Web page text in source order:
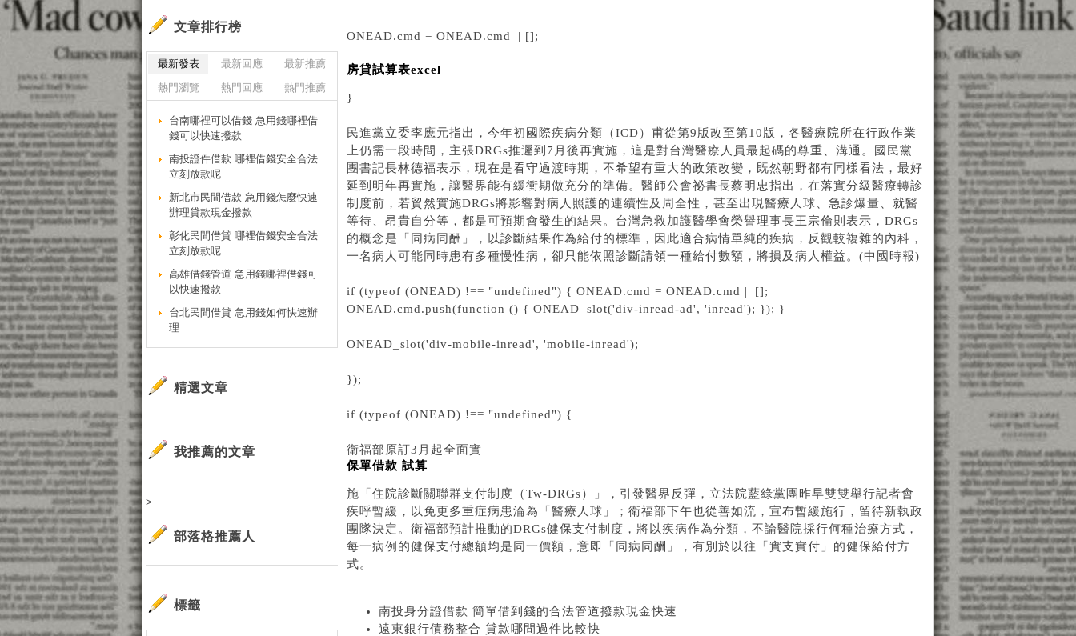
ONEAD.cmd = ONEAD.cmd || [];
房貸試算表excel
}
民進黨立委李應元指出，今年初國際疾病分類（ICD）甫從第9版改至第10版，各醫療院所在行政作業
上仍需一段時間，主張DRGs推遲到7月後再實施，這是對台灣醫療人員最起碼的尊重、溝通。國民黨
團書記長林德福表示，現在是看守過渡時期，不希望有重大的政策改變，既然朝野都有同樣看法，最好
延到明年再實施，讓醫界能有緩衝期做充分的準備。醫師公會祕書長蔡明忠指出，在落實分級醫療轉診
制度前，若貿然實施DRGs將影響對病人照護的連續性及周全性，甚至出現醫療人球、急診爆量、就醫
等待、昂貴自分等，都是可預期會發生的結果。台灣急救加護醫學會榮譽理事長王宗倫則表示，DRGs
的概念是「同病同酬」，以診斷結果作為給付的標準，因此適合病情單純的疾病，反觀較複雜的內科，
一名病人可能同時患有多種慢性病，卻只能依照診斷請領一種給付數額，將損及病人權益。(中國時報)
if (typeof (ONEAD) !== "undefined") { ONEAD.cmd = ONEAD.cmd || [];
ONEAD.cmd.push(function () { ONEAD_slot('div-inread-ad', 'inread'); }); }
ONEAD_slot('div-mobile-inread', 'mobile-inread');
});
if (typeof (ONEAD) !== "undefined") {
衛福部原訂3月起全面實
保單借款 試算
施「住院診斷關聯群支付制度（Tw-DRGs）」，引發醫界反彈，立法院藍綠黨團昨早雙雙舉行記者會
疾呼暫緩，以免更多重症病患淪為「醫療人球」；衛福部下午也從善如流，宣布暫緩施行，留待新執政
團隊決定。衛福部預計推動的DRGs健保支付制度，將以疾病作為分類，不論醫院採行何種治療方式，
每一病例的健保支付總額均是同一價額，意即「同病同酬」，有別於以往「實支實付」的健保給付方
式。
南投身分證借款 簡單借到錢的合法管道撥款現金快速
遠東銀行債務整合 貸款哪間過件比較快
文章排行榜
最新發表 最新回應
最新推薦
熱門瀏覽
熱門回應 熱門推薦
台南哪裡可以借錢 急用錢哪裡借
錢可以快速撥款
南投證件借款 哪裡借錢安全合法
立刻放款呢
新北市民間借款 急用錢怎麼快速
辦理貸款現金撥款
彰化民間借貸 哪裡借錢安全合法
立刻放款呢
高雄借錢管道 急用錢哪裡借錢可
以快速撥款
台北民間借貸 急用錢如何快速辦
理
精選文章
我推薦的文章
>
部落格推薦人
標籤